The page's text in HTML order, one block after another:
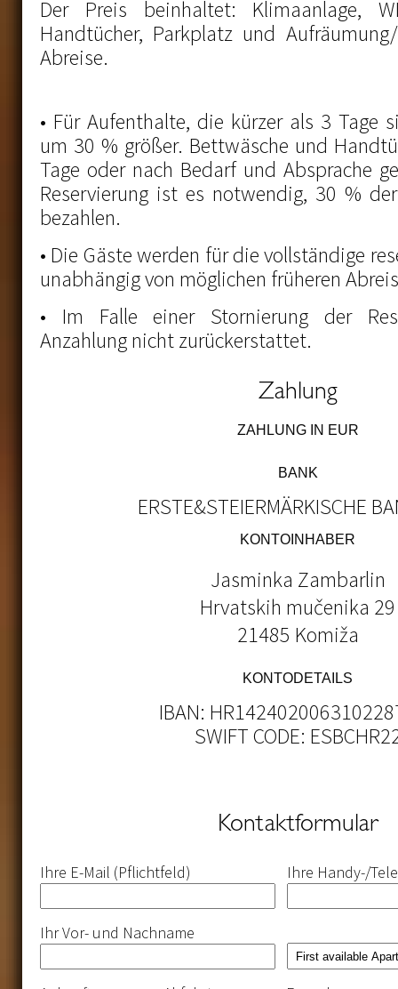
Der Preis beinhaltet: Klimaanlage,
Handtücher, Parkplatz und
Abreise.
• Für Aufenthalte, die kürzer als 3 Tage
um 30 % größer. Bettwäsche und
Tage oder nach Bedarf und Absprache
Reservierung ist es notwendig, 30 %
bezahlen.
• Die Gäste werden für die vollständige
unabhängig von möglichen früheren
• Im Falle einer Stornierung der
Anzahlung nicht zurückerstattet.
Zahlung
ZAHLUNG IN EUR
BANK
ERSTE&STEIERMÄRKISCHE
KONTOINHABER
Jasminka Zambarlin
Hrvatskih mučenika 29
21485 Komiža
KONTODETAILS
IBAN:
SWIFT CODE:
Kontaktformular
leave
this
empty.
Please
leave
Please
leave
Please
leave
Ihre E-Mail (Pflichtfeld) Ihre Handy-/
Ihr Vor- und Nachname